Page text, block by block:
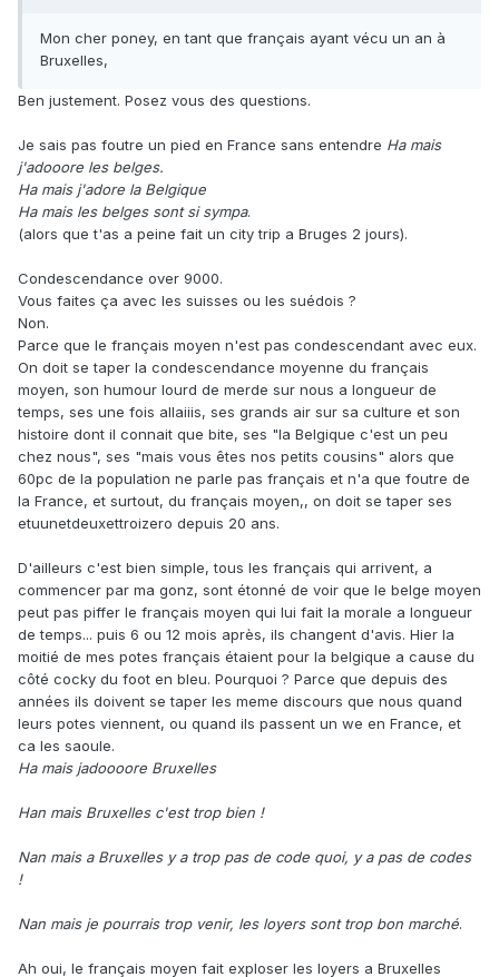
Mon cher poney, en tant que français ayant vécu un an à
Bruxelles,
Ben justement. Posez vous des questions.
Je sais pas foutre un pied en France sans entendre Ha mais
j'adooore les belges.
Ha mais j'adore la Belgique
Ha mais les belges sont si sympa.
(alors que t'as a peine fait un city trip a Bruges 2 jours).
Condescendance over 9000.
Vous faites ça avec les suisses ou les suédois ?
Non.
Parce que le français moyen n'est pas condescendant avec eux.
On doit se taper la condescendance moyenne du français
moyen, son humour lourd de merde sur nous a longueur de
temps, ses une fois allaiiis, ses grands air sur sa culture et son
histoire dont il connait que bite, ses "la Belgique c'est un peu
chez nous", ses "mais vous êtes nos petits cousins" alors que
60pc de la population ne parle pas français et n'a que foutre de
la France, et surtout, du français moyen,, on doit se taper ses
etuunetdeuxettroizero depuis 20 ans.
D'ailleurs c'est bien simple, tous les français qui arrivent, a
commencer par ma gonz, sont étonné de voir que le belge moyen
peut pas piffer le français moyen qui lui fait la morale a longueur
de temps... puis 6 ou 12 mois après, ils changent d'avis. Hier la
moitié de mes potes français étaient pour la belgique a cause du
côté cocky du foot en bleu. Pourquoi ? Parce que depuis des
années ils doivent se taper les meme discours que nous quand
leurs potes viennent, ou quand ils passent un we en France, et
ca les saoule.
Ha mais jadoooore Bruxelles
Han mais Bruxelles c'est trop bien !
Nan mais a Bruxelles y a trop pas de code quoi, y a pas de codes
!
Nan mais je pourrais trop venir, les loyers sont trop bon marché.
Ah oui, le français moyen fait exploser les loyers a Bruxelles